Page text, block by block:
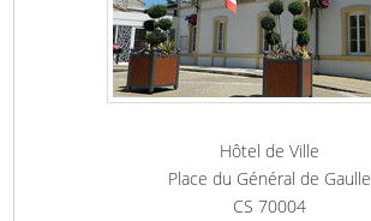
Hôtel de Ville
Place du Général de Gaulle
CS 70004